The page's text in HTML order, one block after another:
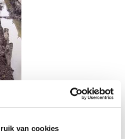
van cookies
Cultureel Erfgoed Noord-Holland.